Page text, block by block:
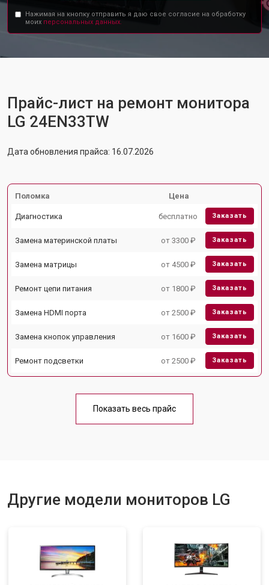
Нажимая на кнопку отправить я даю свое согласие на обработку
моих персональных данных.
Прайс-лист на ремонт монитора
LG 24EN33TW
Дата обновления прайса: 16.07.2026
Поломка Цена
Диагностика бесплатно Заказать
Замена материнской платы от 3300 ₽ Заказать
Замена матрицы от 4500 ₽ Заказать
Ремонт цепи питания от 1800 ₽ Заказать
Замена HDMI порта от 2500 ₽ Заказать
Замена кнопок управления от 1600 ₽ Заказать
Ремонт подсветки от 2500 ₽ Заказать
Показать весь прайс
Другие модели мониторов LG